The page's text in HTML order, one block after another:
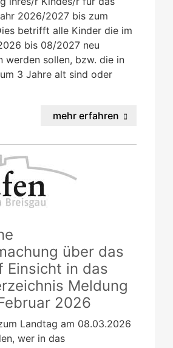
2026/2027 bis zum
betrifft alle Kinder die im
bis 08/2027 neu
werden sollen, bzw. die in
3 Jahre alt sind oder
mehr erfahren
über das
Einsicht in das
Meldung
2026
Landtag am 08.03.2026
wer in das